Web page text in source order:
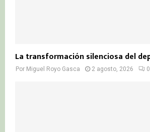
La transformación silenciosa del
Por Miguel Royo Gasca 2 agosto, 2026 0